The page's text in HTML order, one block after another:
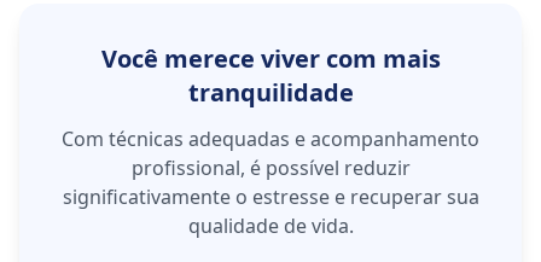
Você merece viver com mais
tranquilidade
Com técnicas adequadas e acompanhamento
profissional, é possível reduzir
significativamente o estresse e recuperar sua
qualidade de vida.